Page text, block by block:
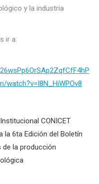
y la industria
ir a:
watch?v=I8N_HiWPOv8
CONICET
la 6ta Edición del Boletín
de la producción